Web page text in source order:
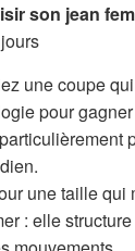
son jean
une coupe
pour
une taille qui
: elle